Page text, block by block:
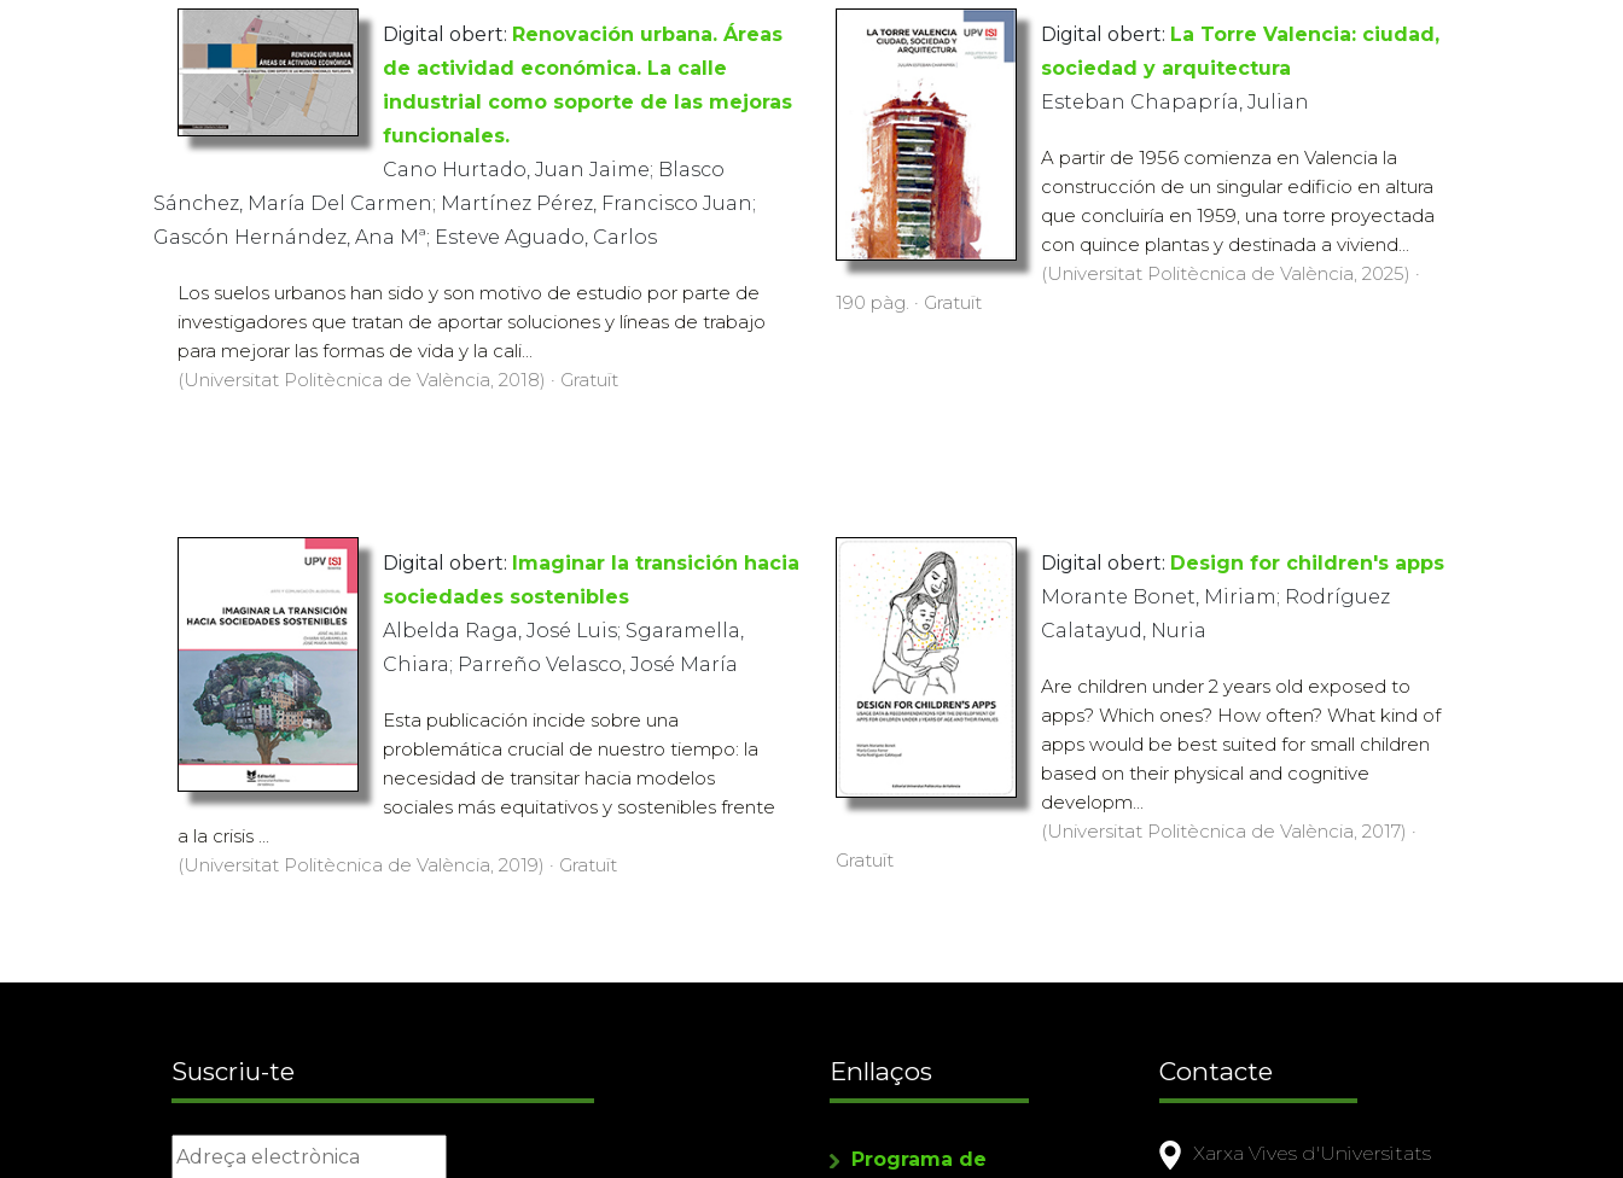
Digital obert: Renovación urbana. Áreas
de actividad económica. La calle
industrial como soporte de las mejoras
funcionales.
Cano Hurtado, Juan Jaime; Blasco
Sánchez, María Del Carmen; Martínez Pérez, Francisco Juan;
Gascón Hernández, Ana Mª; Esteve Aguado, Carlos
Los suelos urbanos han sido y son motivo de estudio por parte de
investigadores que tratan de aportar soluciones y líneas de trabajo
para mejorar las formas de vida y la cali...
(Universitat Politècnica de València, 2018) · Gratuït
Digital obert: La Torre Valencia: ciudad,
sociedad y arquitectura
Esteban Chapapría, Julian
A partir de 1956 comienza en Valencia la
construcción de un singular edificio en altura
que concluiría en 1959, una torre proyectada
con quince plantas y destinada a viviend...
(Universitat Politècnica de València, 2025) ·
190 pàg. · Gratuït
Digital obert: Imaginar la transición hacia
sociedades sostenibles
Albelda Raga, José Luis; Sgaramella,
Chiara; Parreño Velasco, José María
Esta publicación incide sobre una
problemática crucial de nuestro tiempo: la
necesidad de transitar hacia modelos
sociales más equitativos y sostenibles frente
a la crisis ...
(Universitat Politècnica de València, 2019) · Gratuït
Digital obert: Design for children's apps
Morante Bonet, Miriam; Rodríguez
Calatayud, Nuria
Are children under 2 years old exposed to
apps? Which ones? How often? What kind of
apps would be best suited for small children
based on their physical and cognitive
developm...
(Universitat Politècnica de València, 2017) ·
Gratuït
Suscriu-te Enllaços
Programa de
Contacte
Xarxa Vives d'Universitats